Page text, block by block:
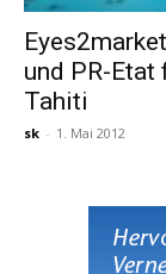
und PR-Etat
Tahiti
sk - 1. Mai 2012